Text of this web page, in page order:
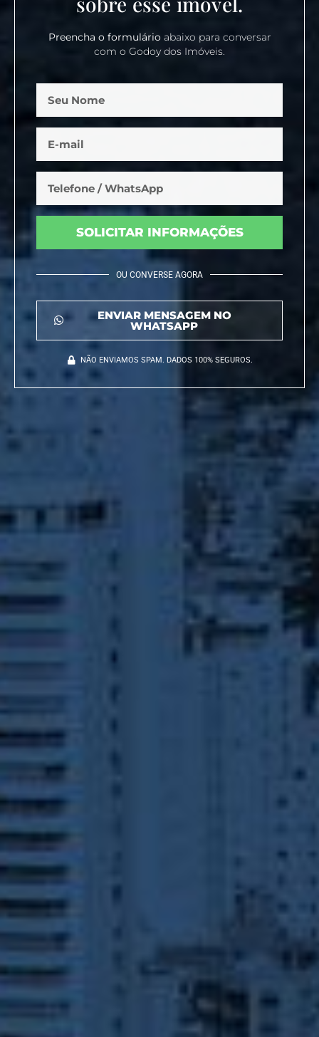
Preencha o formulárioabaixo para conversar
com o Godoy dos Imóveis.
SOLICITAR INFORMAÇÕES
OU CONVERSE AGORA
ENVIAR MENSAGEM NO
WHATSAPP
NÃO ENVIAMOS SPAM. DADOS 100% SEGUROS.